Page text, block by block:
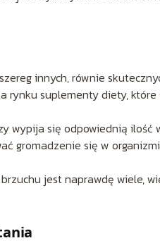
innych, równie
rynku suplementy diety,
wypija się odpowiednią ilość
gromadzenie się w
jest naprawdę wiele,